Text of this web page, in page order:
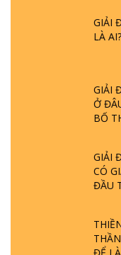
GIẢI
LÀ
GIẢI
Ở
BỐ
GIẢI
CÓ
ĐẦU
ĐỂ